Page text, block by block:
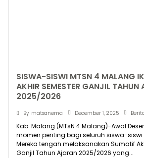
SISWA-SISWI MTSN 4 MALANG
AKHIR SEMESTER GANJIL TAHUN
2025/2026
By matsanema December 1, 2025
Kab. Malang (MTsN 4 Malang)-Awal
momen penting bagi seluruh siswa-siswi
Mereka tengah melaksanakan Sumatif
Ganjil Tahun Ajaran 2025/2026 yang...